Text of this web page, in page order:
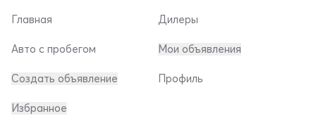
Главная
Авто с пробегом
Создать объявление
Дилеры
Мои объявления
Профиль
Избранное